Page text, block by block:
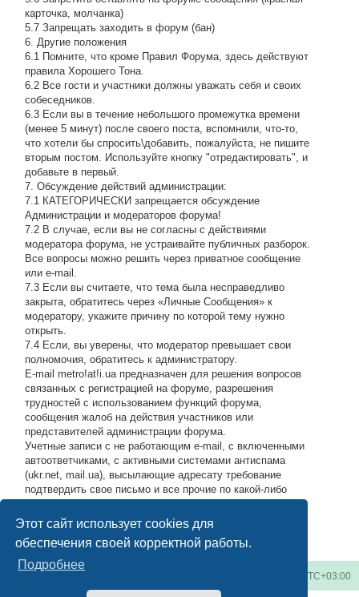
Этот сайт использует cookies для
обеспечения своей корректной работы.
Подробнее
карточка, молчанка)
5.7 Запрещать заходить в форум (бан)
6. Другие положения
6.1 Помните, что кроме Правил Форума, здесь действуют
правила Хорошего Тона.
6.2 Все гости и участники должны уважать себя и своих
собеседников.
6.3 Если вы в течение небольшого промежутка времени
(менее 5 минут) после своего поста, вспомнили, что-то,
что хотели бы спросить\добавить, пожалуйста, не пишите
вторым постом. Используйте кнопку "отредактировать", и
добавьте в первый.
7. Обсуждение действий администрации:
7.1 КАТЕГОРИЧЕСКИ запрещается обсуждение
Администрации и модераторов форума!
7.2 В случае, если вы не согласны с действиями
модератора форума, не устраивайте публичных разборок.
Все вопросы можно решить через приватное сообщение
или e-mail.
7.3 Если вы считаете, что тема была несправедливо
закрыта, обратитесь через «Личные Сообщения» к
модератору, укажите причину по которой тему нужно
открыть.
7.4 Если, вы уверены, что модератор превышает свои
полномочия, обратитесь к администратору.
E-mail metro!at!i.ua предназначен для решения вопросов
связанных с регистрацией на форуме, разрешения
трудностей с использованием функций форума,
сообщения жалоб на действия участников или
представителей администрации форума.
Учетные записи с не работающим e-mail, с включенными
автоответчиками, с активными системами антиспама
(ukr.net, mail.ua), высылающие адресату требование
подтвердить свое письмо и все прочие по какой-либо
высылающие мусор на адрес администрации, будут
блокироваться по усмотрению администратора.
UTC+03:00